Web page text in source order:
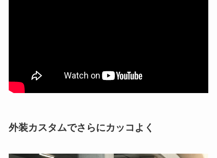
外装カスタムでさらにカッコよく